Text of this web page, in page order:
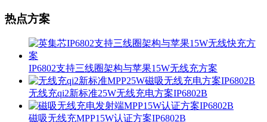
热点方案
IP6802支持三线圈架构与苹果15W无线充方案
无线充qi2新标准25W无线充电方案IP6802B
磁吸无线充MPP15W认证方案IP6802B